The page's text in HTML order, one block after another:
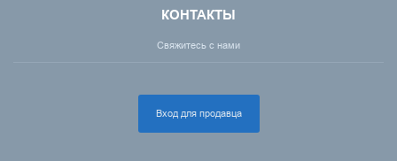
КОНТАКТЫ
Свяжитесь с нами
Вход для продавца